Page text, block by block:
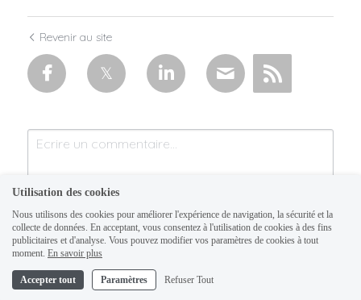
Revenir au site
Soumettre Annuler
Utilisation des cookies
Nous utilisons des cookies pour améliorer l'expérience de navigation, la sécurité et la
collecte de données. En acceptant, vous consentez à l'utilisation de cookies à des fins
publicitaires et d'analyse. Vous pouvez modifier vos paramètres de cookies à tout
moment. En savoir plus
Accepter tout Paramètres Refuser Tout